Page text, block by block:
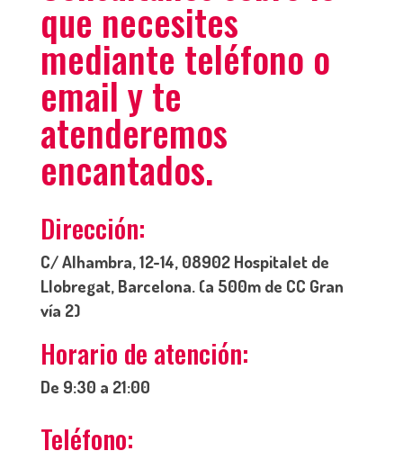
que necesites
mediante teléfono o
email y te
atenderemos
encantados.
Dirección:
C/ Alhambra, 12-14, 08902 Hospitalet de
Llobregat, Barcelona. (a 500m de CC Gran
vía 2)
Horario de atención:
De 9:30 a 21:00
Teléfono: